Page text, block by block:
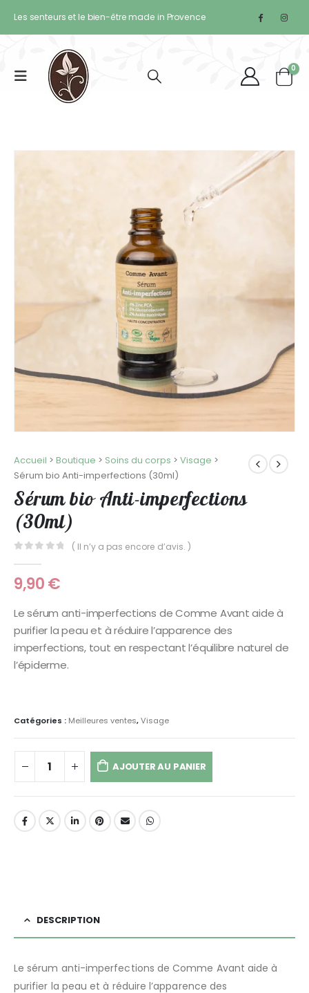
Les senteurs et le bien-être made in Provence
0
Accueil > Boutique > Soins du corps > Visage >
Sérum bio Anti-imperfections (30ml)
Sérum bio Anti-imperfections
(30ml)
( Il n’y a pas encore d’avis. )
9,90€
Le sérum anti-imperfections de Comme Avant aide à
purifier la peau et à réduire l’apparence des
imperfections, tout en respectant l’équilibre naturel de
l’épiderme.
Catégories : Meilleures ventes,Visage
AJOUTER AU PANIER
DESCRIPTION
Le sérum anti-imperfections de Comme Avant aide à
purifier la peau et à réduire l’apparence des